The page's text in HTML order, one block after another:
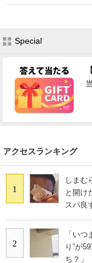
Special
アクセスランキング
1
しまむ
と開
スパ良
2
「い
り”が
ち？」